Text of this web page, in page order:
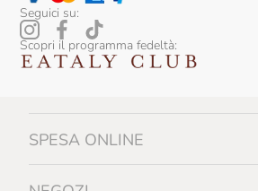
Seguici su:
Scopri il programma fedeltà:
SPESA ONLINE